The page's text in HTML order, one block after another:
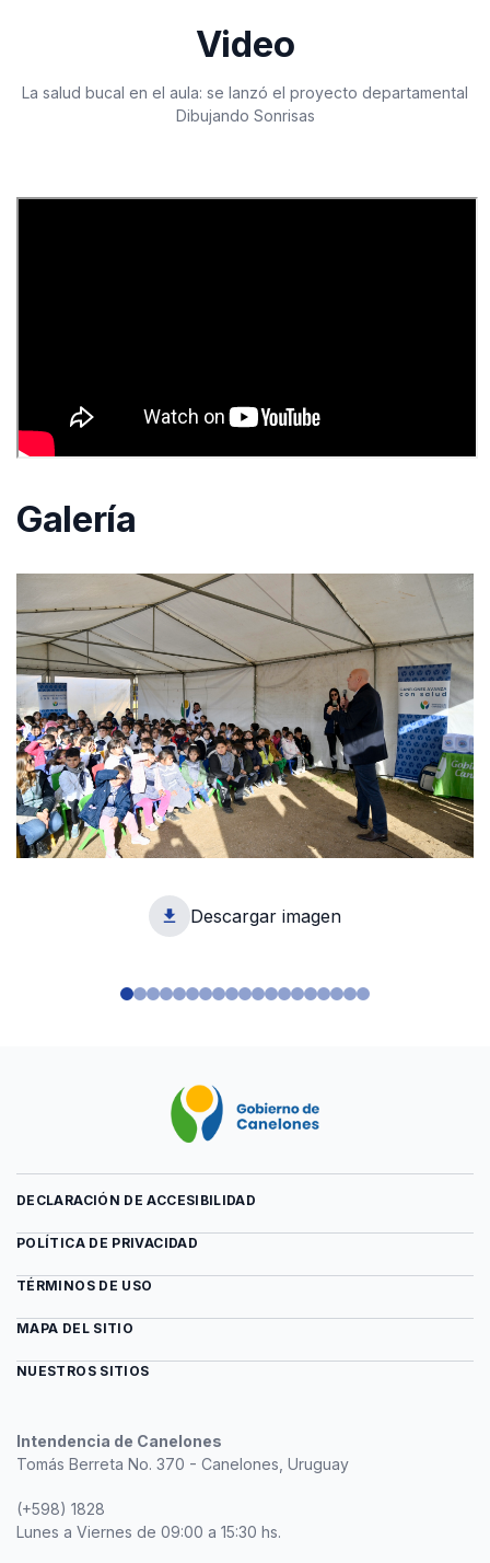
Video
La salud bucal en el aula: se lanzó el proyecto departamental
Dibujando Sonrisas
Galería
Descargar imagen
1
Intendencia de Canelones
Tomás Berreta No. 370 - Canelones, Uruguay
(+598) 1828
Lunes a Viernes de 09:00 a 15:30 hs.
DECLARACIÓN DE ACCESIBILIDAD
POLÍTICA DE PRIVACIDAD
TÉRMINOS DE USO
MAPA DEL SITIO
NUESTROS SITIOS